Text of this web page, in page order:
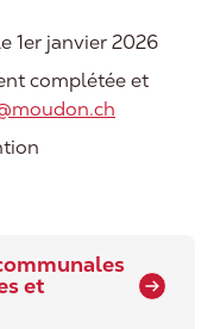
1er janvier 2026
complétée et
et